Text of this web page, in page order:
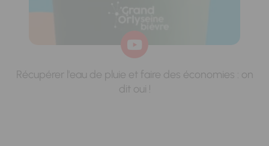
Récupérer l'eau de pluie et faire des économies : on
dit oui !